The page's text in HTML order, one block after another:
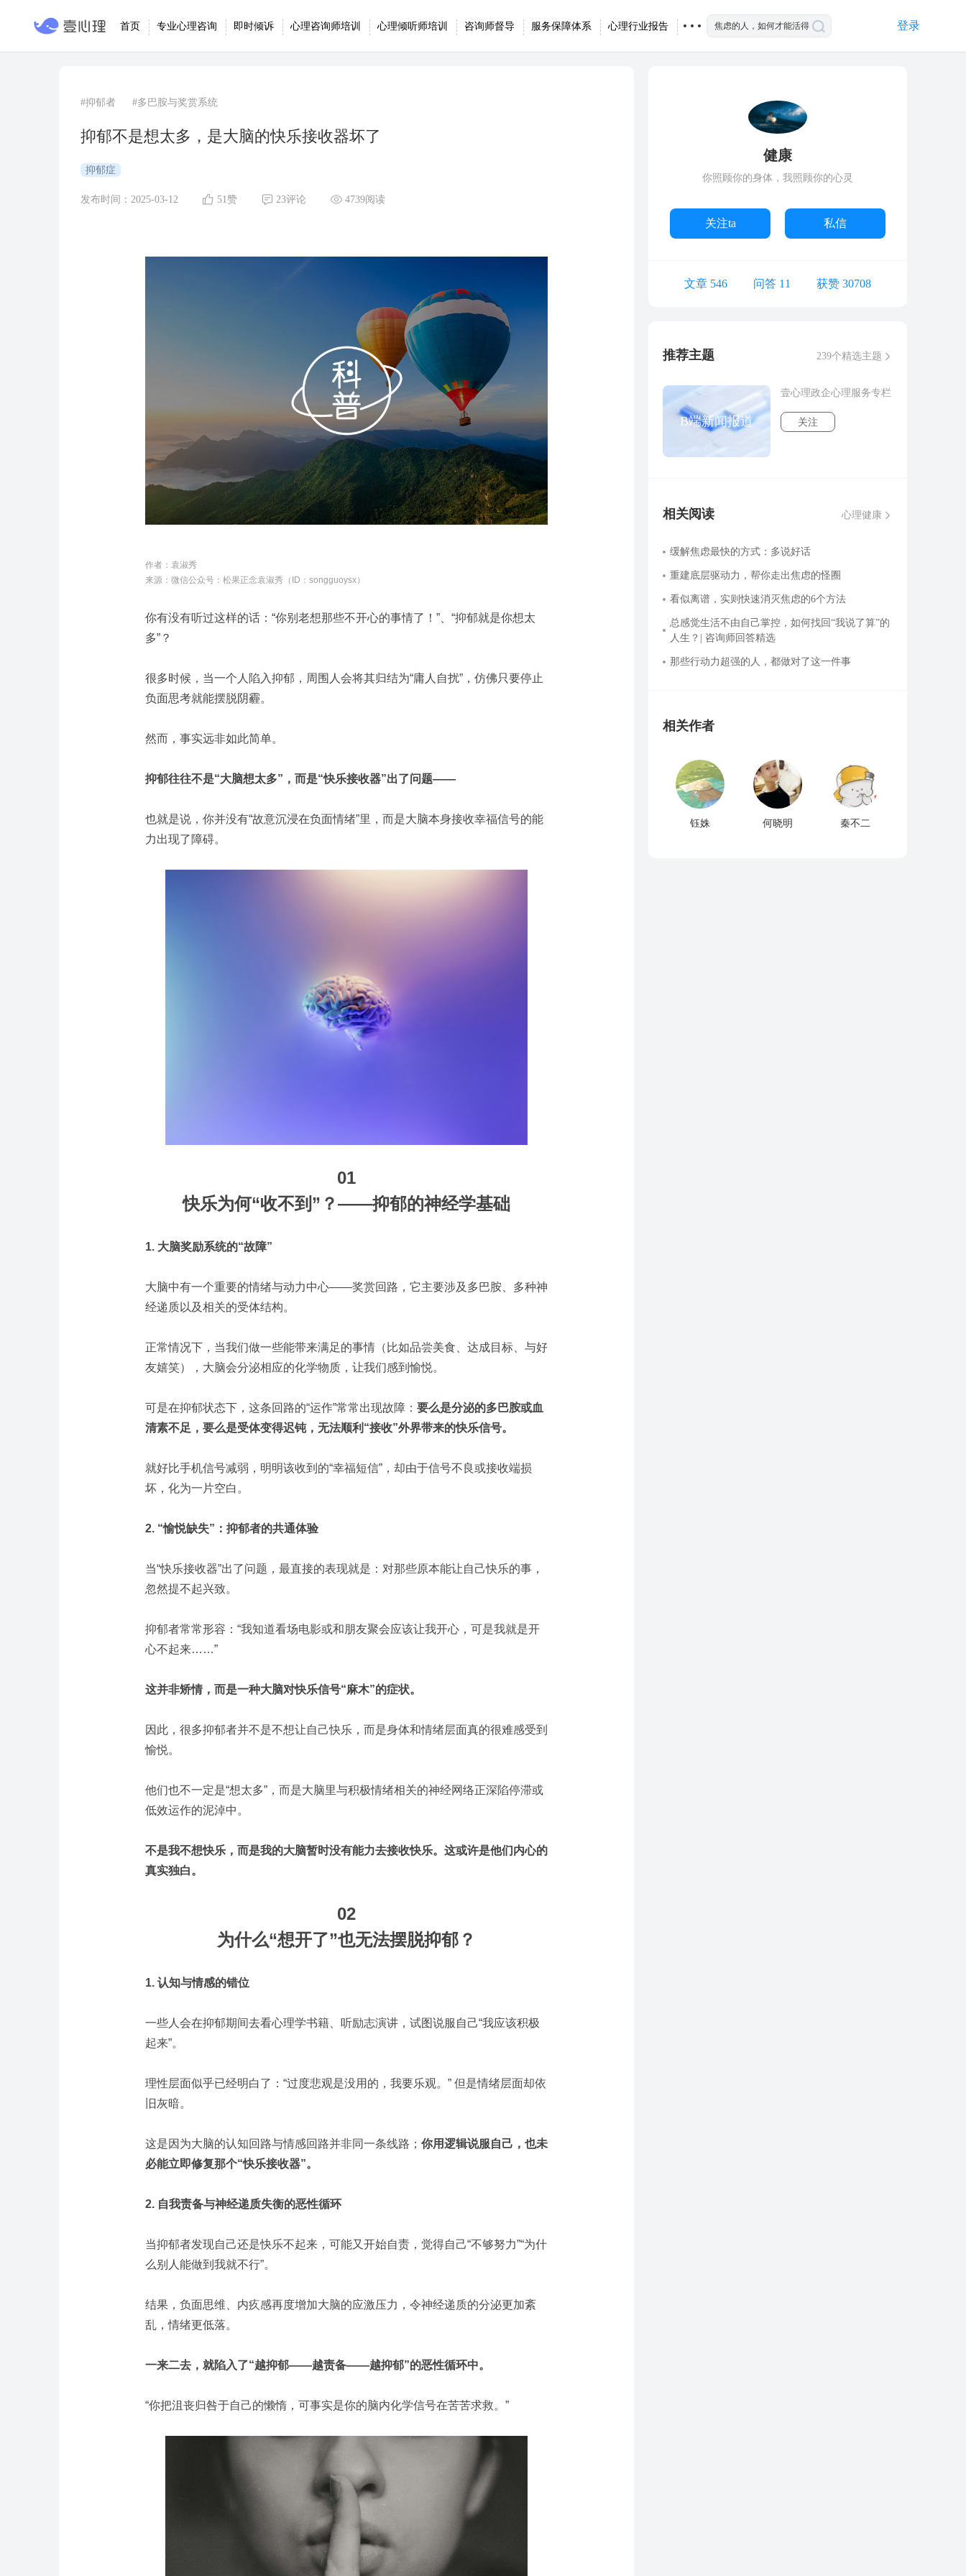
首页 专业心理咨询 即时倾诉 心理咨询师培训 心理倾听师培训 咨询师督导 服务保障体系 心理行业报告 登录
#抑郁者 #多巴胺与奖赏系统
抑郁不是想太多，是大脑的快乐接收器坏了
抑郁症
发布时间：2025-03-12 51赞 23评论 4739阅读
作者： 袁淑秀
来源：微信公众号： 松果正念袁淑秀（ID：songguoysx）
你有没有听过这样的话：“你别老想那些不开心的事情了！”、“抑郁就是你想太
多”？
很多时候，当一个人陷入抑郁，周围人会将其归结为“庸人自扰”，仿佛只要停止
负面思考就能摆脱阴霾。
然而，事实远非如此简单。
抑郁往往不是“大脑想太多”，而是“快乐接收器”出了问题——
也就是说，你并没有“故意沉浸在负面情绪”里，而是大脑本身接收幸福信号的能
力出现了障碍。
01
快乐为何“收不到”？——抑郁的神经学基础
1. 大脑奖励系统的“故障”
大脑中有一个重要的情绪与动力中心——奖赏回路，它主要涉及多巴胺、多种神
经递质以及相关的受体结构。
正常情况下，当我们做一些能带来满足的事情（比如品尝美食、达成目标、与好
友嬉笑），大脑会分泌相应的化学物质，让我们感到愉悦。
可是在抑郁状态下，这条回路的“运作”常常出现故障： 要么是分泌的多巴胺或血
清素不足，要么是受体变得迟钝，无法顺利“接收”外界带来的快乐信号。
就好比手机信号减弱，明明该收到的“幸福短信”，却由于信号不良或接收端损
坏，化为一片空白。
2. “愉悦缺失”：抑郁者的共通体验
当“快乐接收器”出了问题，最直接的表现就是：对那些原本能让自己快乐的事，
忽然提不起兴致。
抑郁者常常形容：“我知道看场电影或和朋友聚会应该让我开心，可是我就是开
心不起来……”
这并非矫情，而是一种大脑对快乐信号“麻木”的症状。
因此，很多抑郁者并不是不想让自己快乐，而是身体和情绪层面真的很难感受到
愉悦。
他们也不一定是“想太多”，而是大脑里与积极情绪相关的神经网络正深陷停滞或
低效运作的泥淖中。
不是我不想快乐，而是我的大脑暂时没有能力去接收快乐。这或许是他们内心的
真实独白。
02
为什么“想开了”也无法摆脱抑郁？
1. 认知与情感的错位
一些人会在抑郁期间去看心理学书籍、听励志演讲，试图说服自己“我应该积极
起来”。
理性层面似乎已经明白了：“过度悲观是没用的，我要乐观。” 但是情绪层面却依
旧灰暗。
这是因为大脑的认知回路与情感回路并非同一条线路； 你用逻辑说服自己，也未
必能立即修复那个“快乐接收器”。
2. 自我责备与神经递质失衡的恶性循环
当抑郁者发现自己还是快乐不起来，可能又开始自责，觉得自己“不够努力”“为什
么别人能做到我就不行”。
结果，负面思维、内疚感再度增加大脑的应激压力，令神经递质的分泌更加紊
乱，情绪更低落。
一来二去，就陷入了“越抑郁——越责备——越抑郁”的恶性循环中。
“你把沮丧归咎于自己的懒惰，可事实是你的脑内化学信号在苦苦求救。”
健康
你照顾你的身体，我照顾你的心灵
关注ta 私信
文章 546 问答 11 获赞 30708
推荐主题 239个精选主题
B端新闻报道
壹心理政企心理服务专栏
关注
相关阅读 心理健康
缓解焦虑最快的方式：多说好话
重建底层驱动力，帮你走出焦虑的怪圈
看似离谱，实则快速消灭焦虑的6个方法
总感觉生活不由自己掌控，如何找回“我说了算”的
人生？| 咨询师回答精选
那些行动力超强的人，都做对了这一件事
相关作者
钰姝 何晓明 秦不二